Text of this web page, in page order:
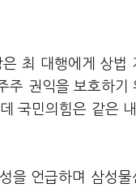
최 대행에게 상
주 권익을 보호하
국민의힘은 같은
을 언급하며 삼성